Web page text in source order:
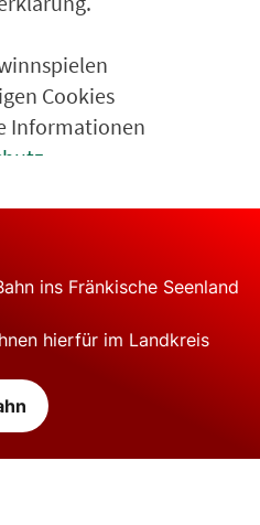
ins Fränkische Seenland
hierfür im Landkreis